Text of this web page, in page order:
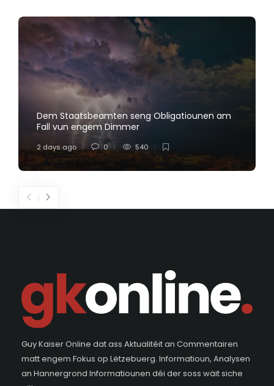
Dem Staatsbeamten seng Obligatiounen am
Fall vun engem Dimmer
2 days ago 0 540
Guy Kaiser Online dat ass Aktualitéit an Commentairen
matt engem Fokus op Lëtzebuerg. Informatioun, Analysen
an Hannergrond Informatiounen déi der soss wäit siche